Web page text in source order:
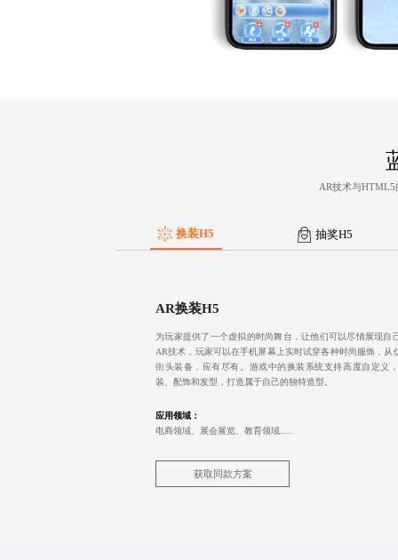
AR技术与HTML5
换装H5 抽奖H5
AR换装H5
为玩家提供了一个虚拟的时尚舞台，让他们可以尽情展现自
AR技术，玩家可以在手机屏幕上实时试穿各种时尚服饰，从
街头装备，应有尽有。游戏中的换装系统支持高度自定义
装、配饰和发型，打造属于自己的独特造型。
应用领域：
电商领域、展会展览、教育领域.....
获取同款方案